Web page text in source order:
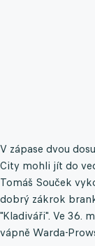
V zápase dvou
City mohli jít do
Tomáš Souček
dobrý zákrok
"Kladiváři". Ve 36.
vápně Warda-